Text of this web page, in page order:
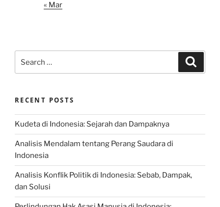
« Mar
for:
RECENT POSTS
Kudeta di Indonesia: Sejarah dan Dampaknya
Analisis Mendalam tentang Perang Saudara di
Indonesia
Analisis Konflik Politik di Indonesia: Sebab, Dampak,
dan Solusi